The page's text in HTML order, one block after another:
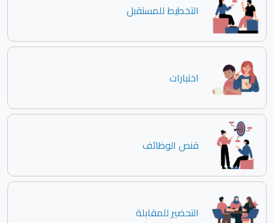
التخطيط للمستقبل
اختبارات
قنص الوظائف
التحضير للمقابلة